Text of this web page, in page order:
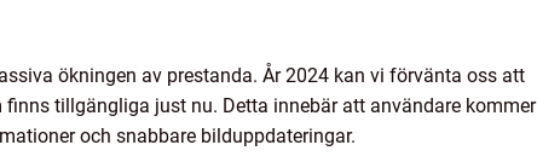
ökningen av prestanda. År 2024 kan vi förvänta oss att
tillgängliga just nu. Detta innebär att användare kommer
och snabbare bilduppdateringar.